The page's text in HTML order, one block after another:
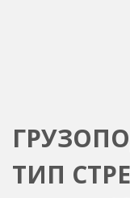
ТИП